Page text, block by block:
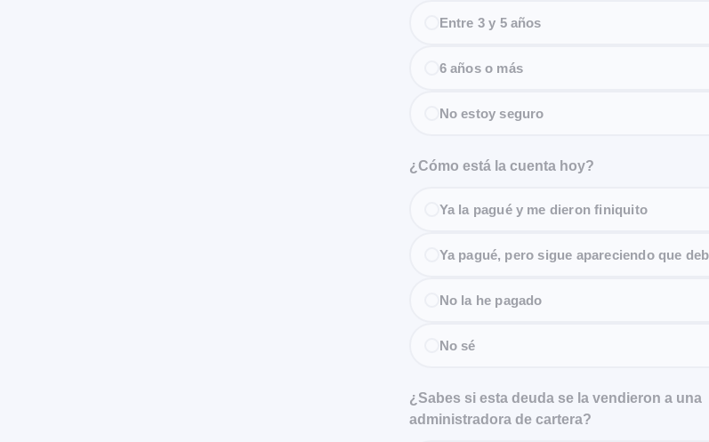
Entre 3 y 5 años
6 años o más
No estoy seguro
¿Cómo está la cuenta hoy?
Ya la pagué y me dieron finiquito
Ya pagué, pero sigue apareciendo que
No la he pagado
No sé
¿Sabes si esta deuda se la vendieron a una
administradora de cartera?